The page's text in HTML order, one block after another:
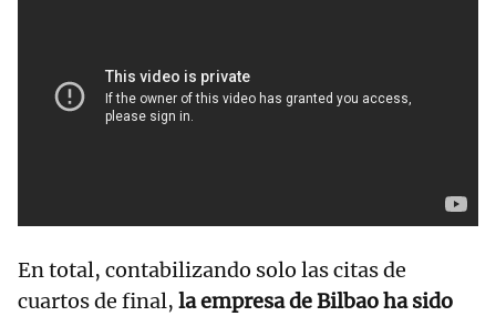
En total, contabilizando solo las citas de
cuartos de final, la empresa de Bilbao ha sido